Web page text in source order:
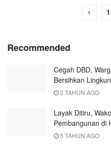
1
Recommended
Cegah DBD,
Bersihkan
2 TAHUN AGO
Layak Ditiru,
Pembangunan di
5 TAHUN AGO